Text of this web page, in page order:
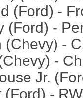
(Ford) -
(Ford) -
(Chevy) -
-
Jr.
(Ford) -